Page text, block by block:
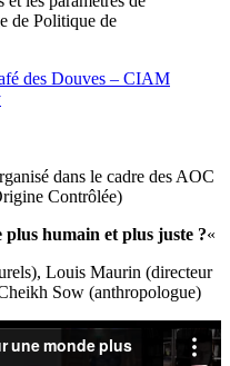
de Politique de
des Douves – CIAM
dans le cadre des AOC
Contrôlée)
humain et plus juste ?«
Louis Maurin (directeur
Sow (anthropologue)